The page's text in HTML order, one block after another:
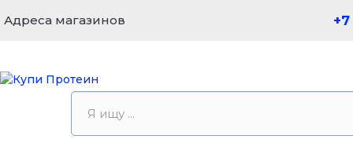
Адреса магазинов